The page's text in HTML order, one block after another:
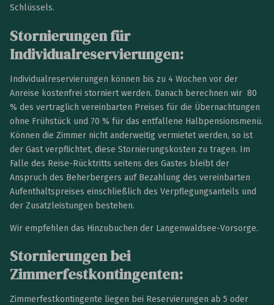
Schlüssels.
Stornierungen für
Individualreservierungen:
Individualreservierungen können bis zu 4 Wochen vor der
Anreise kostenfrei storniert werden. Danach berechnen wir 80
% des vertraglich vereinbarten Preises für die Übernachtungen
ohne Frühstück und 70 % für das entfallene Halbpensionsmenü.
Können die Zimmer nicht anderweitig vermietet werden, so ist
der Gast verpflichtet, diese Stornierungskosten zu tragen. Im
Falle des Reise-Rücktritts seitens des Gastes bleibt der
Anspruch des Beherbergers auf Bezahlung des vereinbarten
Aufenthaltspreises einschließlich des Verpflegungsanteils und
der Zusatzleistungen bestehen.
Wir empfehlen das Hinzubuchen der Langenwaldsee-Vorsorge.
Stornierungen bei
Zimmerfestkontingenten:
Zimmerfestkontingente liegen bei Reservierungen ab 5 oder